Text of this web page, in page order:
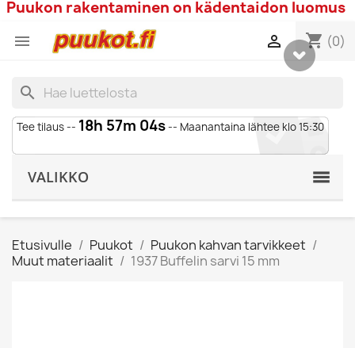
Puukon rakentaminen on kädentaidon luomus
 shopping_cart (0)

search
Tee tilaus -- 18h 57m 03s-- Maanantaina lähtee klo 15:30
VALIKKO
Etusivulle Puukot
Puukon kahvan tarvikkeet
Muut materiaalit
1937 Buffelin sarvi 15 mm